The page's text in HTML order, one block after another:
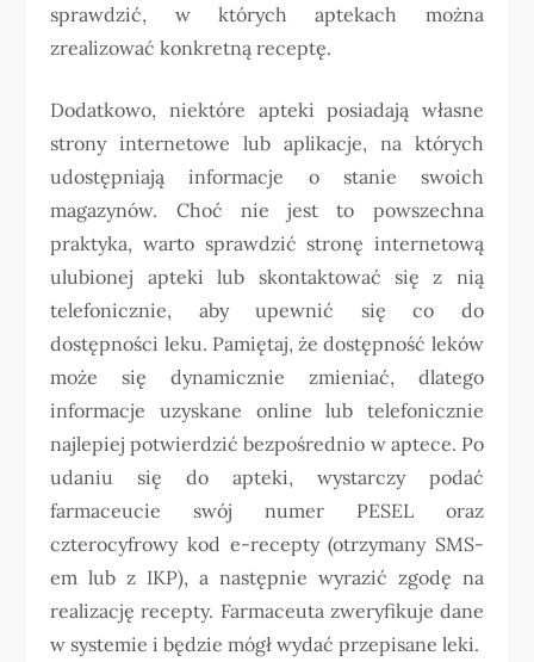
sprawdzić, w których aptekach można
zrealizować konkretną receptę.
Dodatkowo, niektóre apteki posiadają własne
strony internetowe lub aplikacje, na których
udostępniają informacje o stanie swoich
magazynów. Choć nie jest to powszechna
praktyka, warto sprawdzić stronę internetową
ulubionej apteki lub skontaktować się z nią
telefonicznie, aby upewnić się co do
dostępności leku. Pamiętaj, że dostępność leków
może się dynamicznie zmieniać, dlatego
informacje uzyskane online lub telefonicznie
najlepiej potwierdzić bezpośrednio w aptece. Po
udaniu się do apteki, wystarczy podać
farmaceucie swój numer PESEL oraz
czterocyfrowy kod e-recepty (otrzymany SMS-
em lub z IKP), a następnie wyrazić zgodę na
realizację recepty. Farmaceuta zweryfikuje dane
w systemie i będzie mógł wydać przepisane leki.